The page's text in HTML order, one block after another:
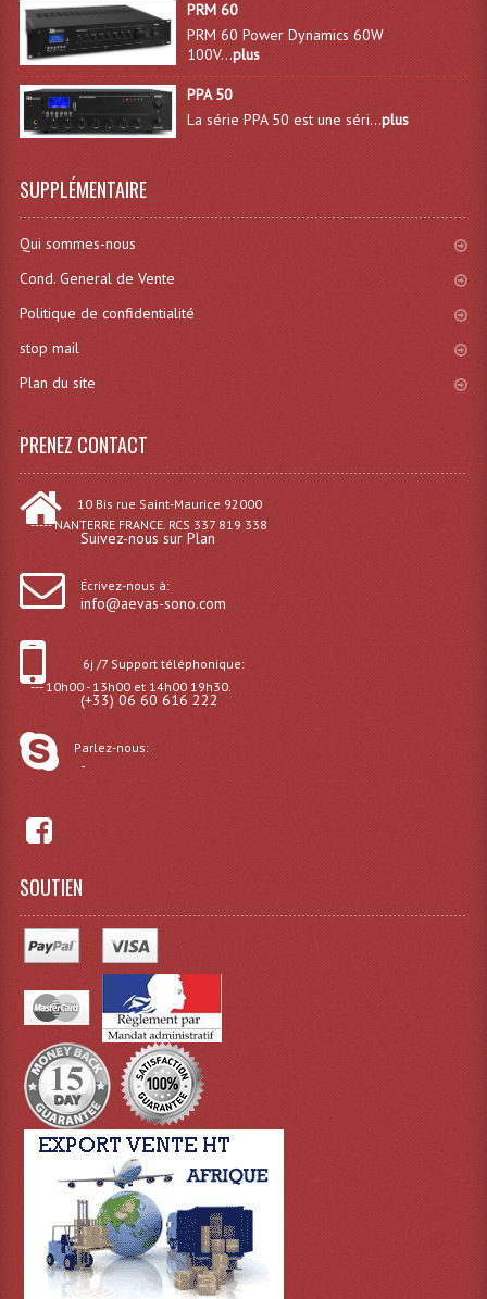
PRM 60
PRM 60 Power Dynamics 60W
100V...plus
PPA 50
La série PPA 50 est une séri...plus
SUPPLÉMENTAIRE
Qui sommes-nous
Cond. General de Vente
Politique de confidentialité
stop mail
Plan du site
PRENEZ CONTACT
10 Bis rue Saint-Maurice 92000
----- NANTERRE FRANCE. RCS 337 819 338
Suivez-nous sur Plan
Écrivez-nous à:
info@aevas-sono.com
6j /7 Support téléphonique:
--- 10h00 - 13h00 et 14h00 19h30.
(+33) 06 60 616 222
Parlez-nous:
-
SOUTIEN